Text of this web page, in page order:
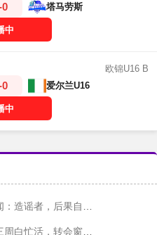
0 塔马劳斯
中
欧锦U16 B
0 爱尔兰U16
中
谣者，后果自负！
，转会窗快关上了！